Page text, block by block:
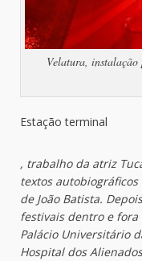
Velatura, instalação
Estação terminal
, trabalho da atriz
textos
de João Batista.
festivais dentro e fora
Palácio Universitário
Hospital dos